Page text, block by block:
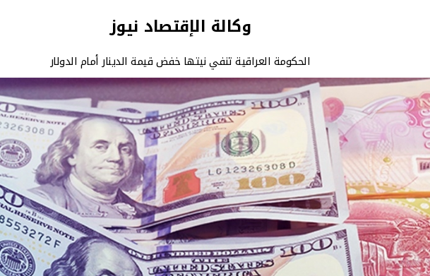
وكالة الإقتصاد نيوز
الحكومة العراقية تنفي نيتها خفض قيمة الدينار أمام الدولار